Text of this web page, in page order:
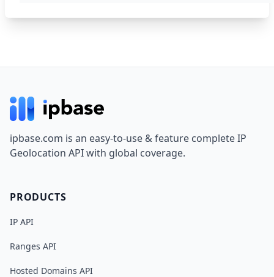
ipbase.com is an easy-to-use & feature complete IP
Geolocation API with global coverage.
PRODUCTS
IP API
Ranges API
Hosted Domains API